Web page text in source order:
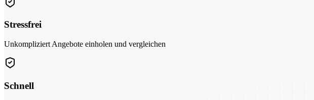
Stressfrei
Unkompliziert Angebote einholen und vergleichen
Schnell